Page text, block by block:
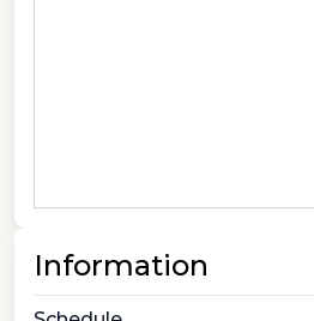
Information